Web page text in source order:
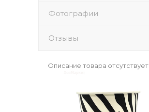
Фотографии
Отзывы
Описание товара отсутствует